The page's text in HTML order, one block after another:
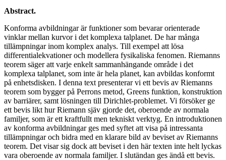
Abstract.
Konforma avbildningar är funktioner som bevarar orienterade
vinklar mellan kurvor i det komplexa talplanet. De har många
tillämpningar inom komplex analys. Till exempel att lösa
differentialekvationer och modellera fysikaliska fenomen. Riemanns
teorem säger att varje enkelt sammanhängande område i det
komplexa talplanet, som inte är hela planet, kan avbildas konformt
på enhetsdisken. I denna text presenterar vi ett bevis av Riemanns
teorem som bygger på Perrons metod, Greens funktion, konstruktion
av barriärer, samt lösningen till Dirichlet-problemet. Vi försöker ge
ett bevis likt hur Riemann sjäv gjorde det, oberoende av normala
familjer, som är ett kraftfullt men tekniskt verktyg. En introduktionen
av konforma avbildningar ges med syftet att visa på intressanta
tillämpningar och bidra med en klarare bild av beviset av Riemanns
teorem. Det visar sig dock att beviset i den här texten inte helt lyckas
vara oberoende av normala familjer. I slutändan ges ändå ett bevis.